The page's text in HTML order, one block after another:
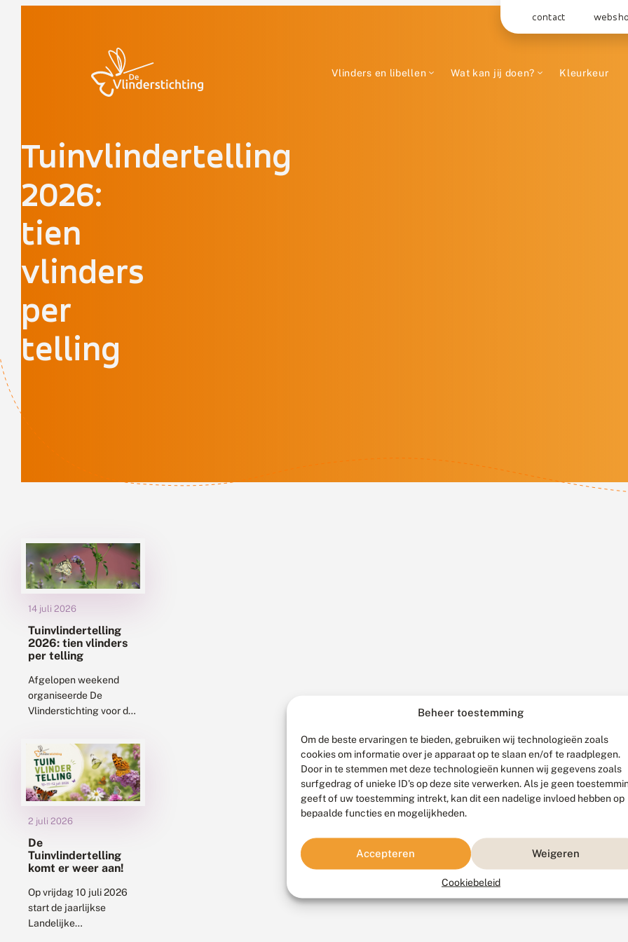
Beheer toestemming
Om de beste ervaringen te bieden, gebruiken wij technologieën zoals
cookies om informatie over je apparaat op te slaan en/of te raadplegen.
Door in te stemmen met deze technologieën kunnen wij gegevens zoals
surfgedrag of unieke ID's op deze site verwerken. Als je geen
geeft of uw toestemming intrekt, kan dit een nadelige invloed hebben op
bepaalde functies en mogelijkheden.
Accepteren Weigeren
Cookiebeleid
contact
Vlinders en libellen Wat kan jij doen? Kleurkeur
Tuinvlindertelling
2026:
tien
vlinders
per
telling
14 juli 2026
Tuinvlindertelling
2026: tien vlinders
per telling
Afgelopen weekend
organiseerde De
Vlinderstichting voor de
Tuinvlindertelling.
Elfduizend tellingen
leverden 108.000
vlinders op, een
gemiddelde van zo’n
kleine tien vlinders per...
2 juli 2026
De
Tuinvlindertelling
komt er weer aan!
Op vrijdag 10 juli 2026
start de jaarlijkse
Landelijke